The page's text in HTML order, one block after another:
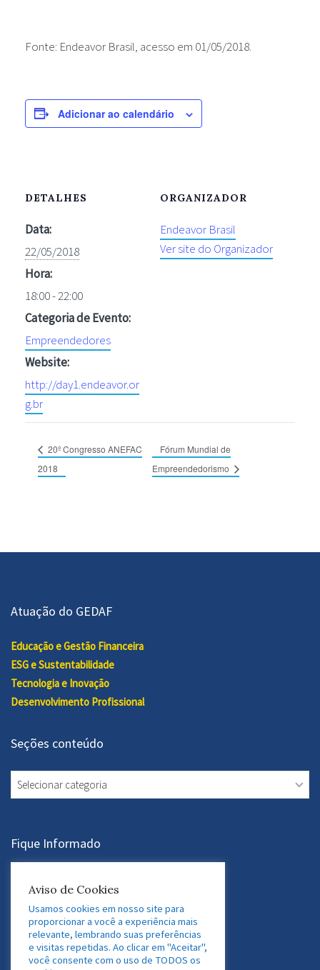
Fonte: Endeavor Brasil, acesso em 01/05/2018.
Adicionar ao calendário
DETALHES
Data:
22/05/2018
Hora:
18:00 - 22:00
Categoria de Evento:
Empreendedores
Website:
http://day1.endeavor.or
g.br
ORGANIZADOR
Endeavor Brasil
Ver site do Organizador
20º Congresso ANEFAC
2018
Fórum Mundial de
Empreendedorismo
Atuação do GEDAF
Educação e Gestão Financeira
ESG e Sustentabilidade
Tecnologia e Inovação
Desenvolvimento Profissional
Seções conteúdo
Seções
conteúdo
Fique Informado
Assine a Newsletter
Acesse nossas Redes Sociais
Aviso de Cookies
Usamos cookies em nosso site para
proporcionar a você a experiência mais
relevante, lembrando suas preferências
e visitas repetidas. Ao clicar em "Aceitar",
você consente com o uso de TODOS os